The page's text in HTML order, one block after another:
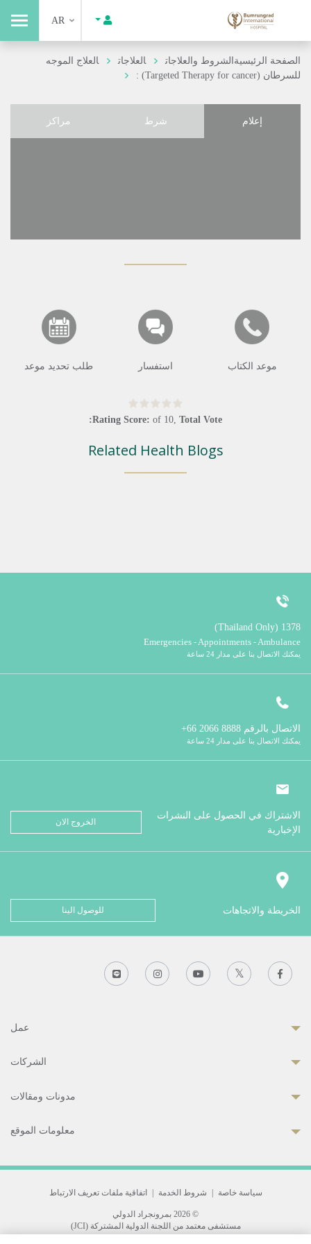
AR
الصفحة الرئيسيةالشروط والعلاجات العلاجات
العلاج الموجه
للسرطان (Targeted Therapy for cancer) :
إعلام شرط مراكز
موعد الكتاب استفسار طلب تحديد موعد
Rating Score: of 10, Total Vote:
Related Health Blogs
1378 (Thailand Only)
Emergencies - Appointments - Ambulance
يمكنك الاتصال بنا على مدار 24 ساعة
الاتصال بالرقم
يمكنك الاتصال بنا على مدار 24 ساعة
الاشتراك في الحصول على النشرات
الإخبارية
الخروج الان
الخريطة والاتجاهات للوصول الينا
عمل
الشركات
مدونات ومقالات
معلومات الموقع
سياسة خاصة شروط الخدمة اتفاقية ملفات تعريف الارتباط
© 2026 بمرونجراد الدولي
مستشفى معتمد من اللجنة الدولية المشتركة (JCI)